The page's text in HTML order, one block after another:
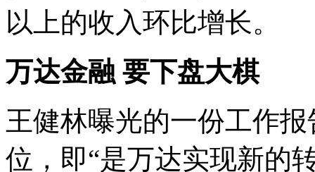
以上的收入环比增长。
万达金融 要下盘大棋
王健林曝光的一份工作
位，即“是万达实现新的